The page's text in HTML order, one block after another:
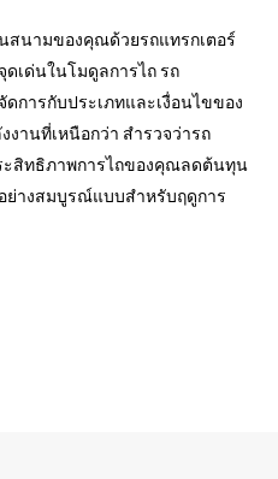
สนามของคุณด้วยรถแทรกเตอร์
ดเด่นในโมดูลการไถ รถ
การกับประเภทและเงื่อนไขของ
านที่เหนือกว่า สำรวจว่ารถ
ะสิทธิภาพการไถของคุณลดต้นทุน
ย่างสมบูรณ์แบบสำหรับฤดูการ